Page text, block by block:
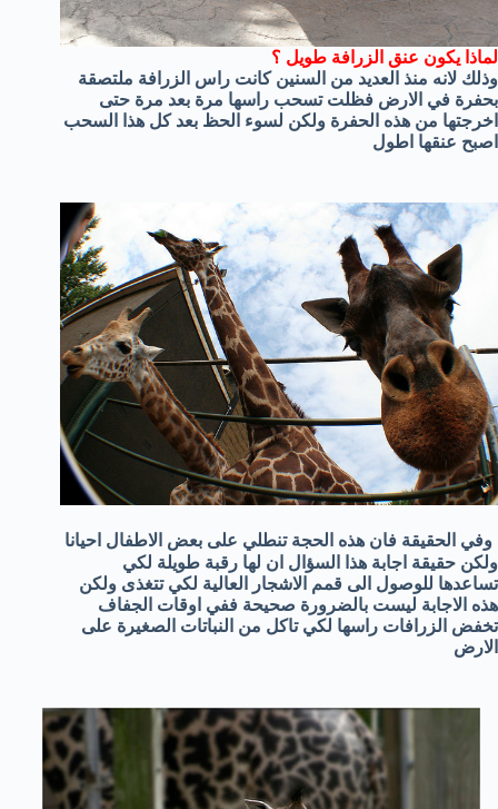
لماذا يكون عنق الزرافة طويل ؟
وذلك لانه منذ العديد من السنين كانت راس الزرافة ملتصقة
بحفرة في الارض فظلت تسحب راسها مرة بعد مرة حتى
اخرجتها من هذه الحفرة ولكن لسوء الحظ بعد كل هذا السحب
اصبح عنقها اطول
وفي الحقيقة فان هذه الحجة تنطلي على بعض الاطفال احيانا
ولكن حقيقة اجابة هذا السؤال ان لها رقبة طويلة لكي
تساعدها للوصول الى قمم الاشجار العالية لكي تتغذى ولكن
هذه الاجابة ليست بالضرورة صحيحة ففي اوقات الجفاف
تخفض الزرافات راسها لكي تاكل من النباتات الصغيرة على
الارض